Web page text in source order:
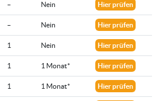
– Nein Hier prüfen
– Nein Hier prüfen
1 Nein Hier prüfen
1 1 Monat* Hier prüfen
1 1 Monat* Hier prüfen